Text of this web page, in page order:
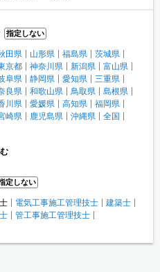
指定しない
田県 山形県 福島県
茨城県
京都 神奈川県 新潟県
富山県
阜県 静岡県 愛知県
三重県
良県 和歌山県 鳥取県
島根県
川県 愛媛県 高知県
福岡県
崎県 鹿児島県 沖縄県
全国
定しない
電気工事施工管理技士
建築士
管工事施工管理技士